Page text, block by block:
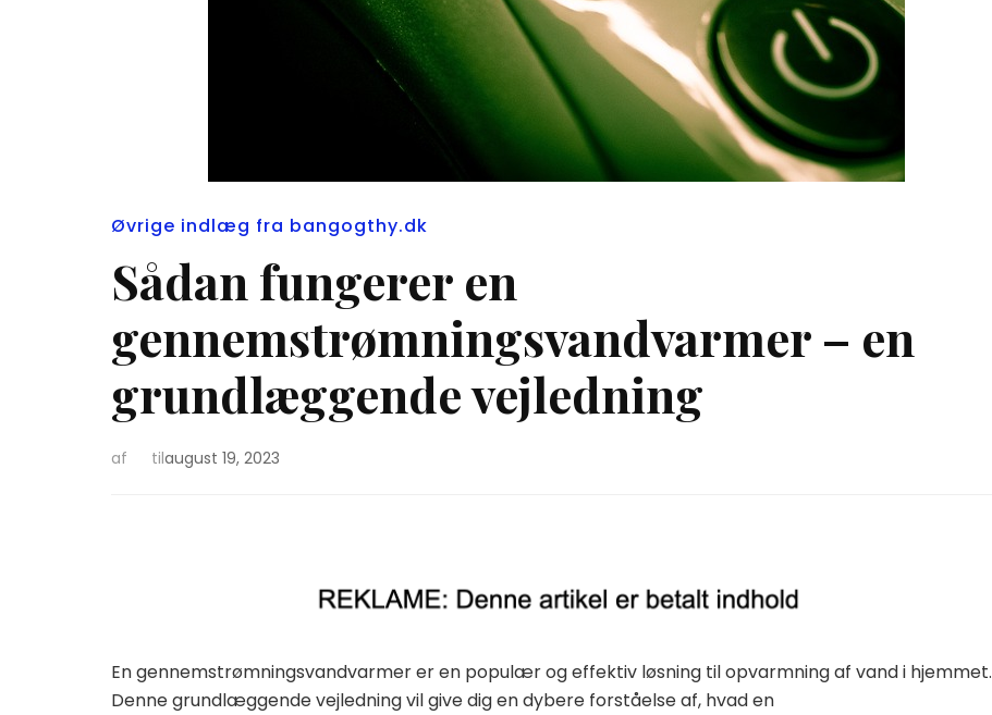
Øvrige indlæg fra bangogthy.dk
Sådan fungerer en
gennemstrømningsvandvarmer – en
grundlæggende vejledning
af tilaugust 19, 2023
En gennemstrømningsvandvarmer er en populær og effektiv løsning til opvarmning af vand i hjemmet.
Denne grundlæggende vejledning vil give dig en dybere forståelse af, hvad en